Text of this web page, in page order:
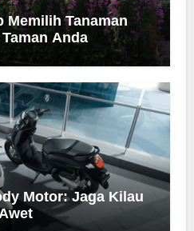
Memilih Tanaman
Anda
Motor: Jaga Kilau